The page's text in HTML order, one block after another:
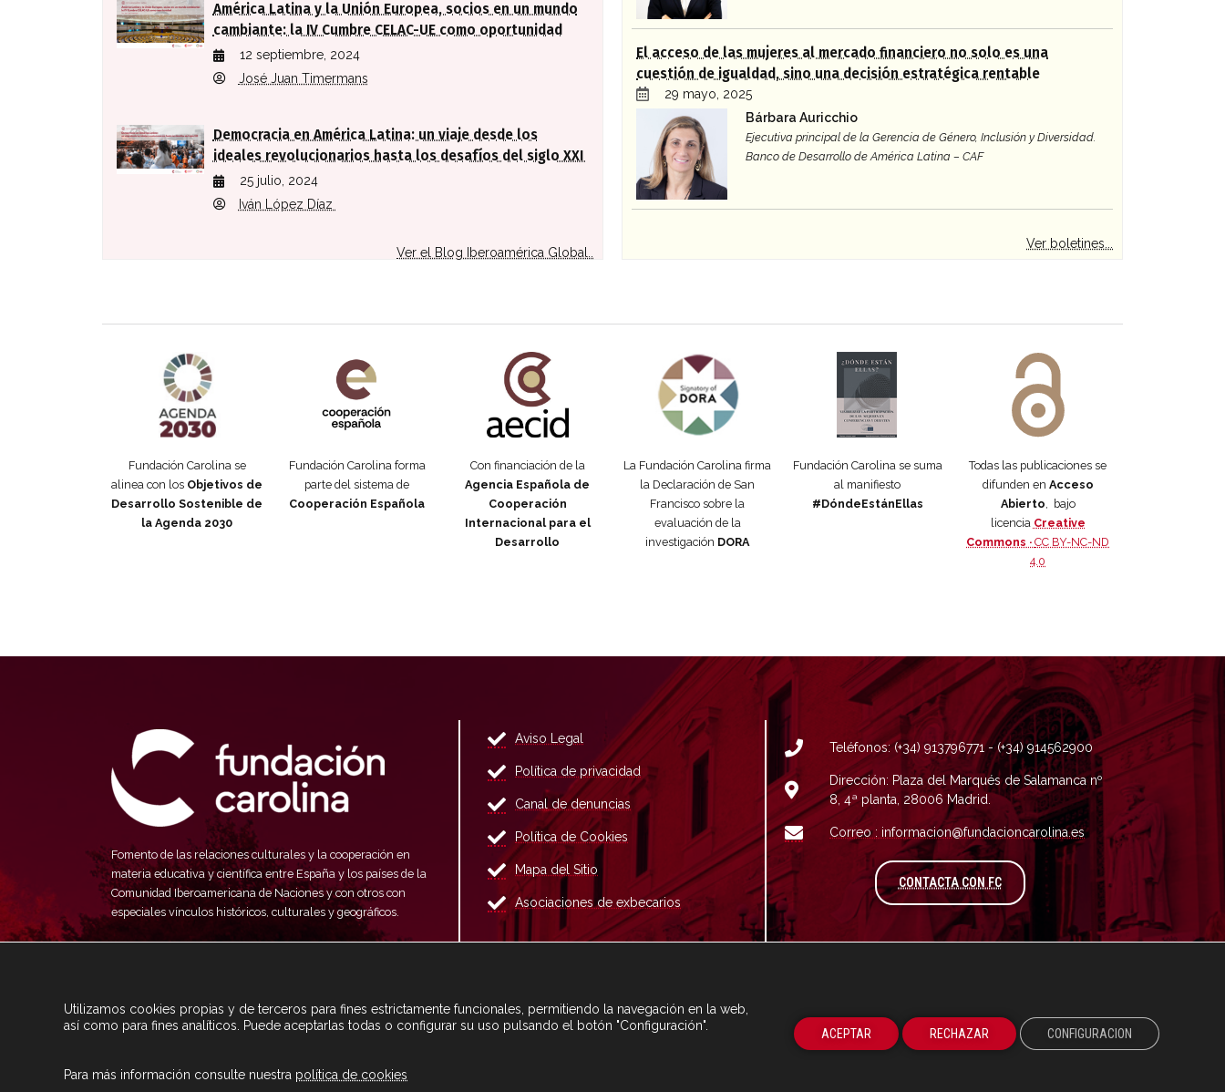
América Latina y la Unión Europea, socios en un mundo
cambiante: la IV Cumbre CELAC-UE como oportunidad
12 septiembre, 2024
José Juan Timermans
Democracia en América Latina: un viaje desde los
ideales revolucionarios hasta los desafíos del siglo XXI
25 julio, 2024
Iván López Díaz
Ver el Blog Iberoamérica Global..
El acceso de las mujeres al mercado financiero no solo es una
cuestión de igualdad, sino una decisión estratégica rentable
29 mayo, 2025
Bárbara Auricchio
Ejecutiva principal de la Gerencia de Género, Inclusión y Diversidad.
Banco de Desarrollo de América Latina – CAF
Ver boletines...
Fundación Carolina se
alinea con los Objetivos de
Desarrollo Sostenible de
la Agenda 2030
Fundación Carolina forma
parte del sistema de
Cooperación Española
Con financiación de la
Agencia Española de
Cooperación
Internacional para el
Desarrollo
La Fundación Carolina firma
la Declaración de San
Francisco sobre la
evaluación de la
investigación DORA
Fundación Carolina se suma
al manifiesto
#DóndeEstánEllas
Todas las publicaciones se
difunden en Acceso
Abierto , bajo
licencia Creative
Commons ·CC BY-NC-ND
4.0
Fomento de las relaciones culturales y la cooperación en
materia educativa y científica entre España y los países de la
Comunidad Iberoamericana de Naciones y con otros con
especiales vínculos históricos, culturales y geográficos.
Aviso Legal
Política de privacidad
Canal de denuncias
Política de Cookies
Mapa del Sitio
Asociaciones de exbecarios
Teléfonos: (+34) 913796771 - (+34) 914562900
Dirección: Plaza del Marqués de Salamanca nº
8, 4ª planta, 28006 Madrid.
Correo : informacion@fundacioncarolina.es
CONTACTA CON FCA TRAVÉS DEL FORMULARIO DE
Utilizamos cookies propias y de terceros para fines estrictamente funcionales, permitiendo la navegación en la web,
así como para fines analíticos. Puede aceptarlas todas o configurar su uso pulsando el botón "Configuración".
Para más información consulte nuestra política de cookies
ACEPTAR RECHAZAR CONFIGURACION